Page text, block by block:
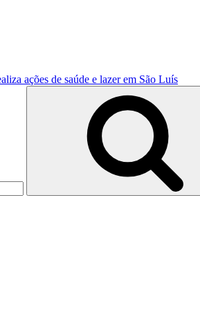
ações de saúde e lazer em São Luís